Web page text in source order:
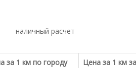
наличный расчет
за 1 км по городу Цена за 1 км